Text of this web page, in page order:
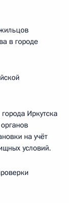
в городе
Иркутска
на учёт
условий.